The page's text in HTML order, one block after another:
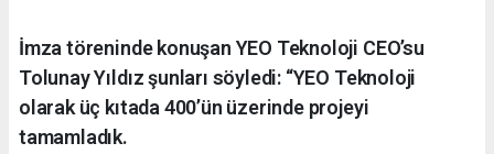
İmza töreninde konuşan YEO Teknoloji CEO’su
Tolunay Yıldız şunları söyledi: “YEO Teknoloji
olarak üç kıtada 400’ün üzerinde projeyi
tamamladık.